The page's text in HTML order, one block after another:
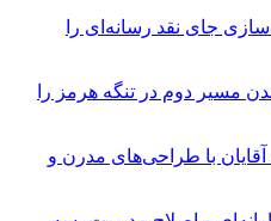
جای نقد رسانه‌ای را
مسیر دوم در تنگه هرمز را
با طراحی‌های مدرن و